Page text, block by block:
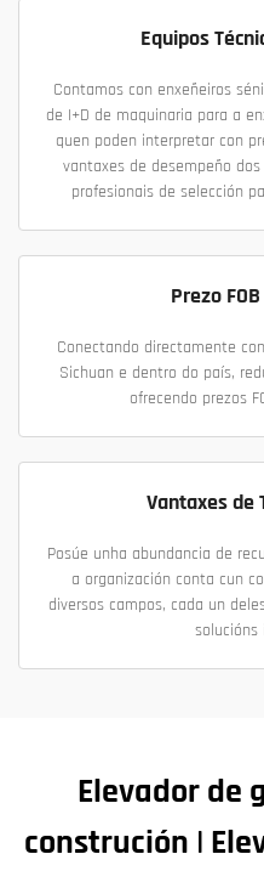
Equipos
Contamos con enxeñeiros
de I+D de maquinaria para a
quen poden interpretar con
vantaxes de desempeño
profesionais de selección
Prezo
Conectando directamente
Sichuan e dentro do país,
ofrecendo prezos
Vantaxes de
Posúe unha abundancia de
a organización conta cun
diversos campos, cada un
solucións
Elevador de
construción |